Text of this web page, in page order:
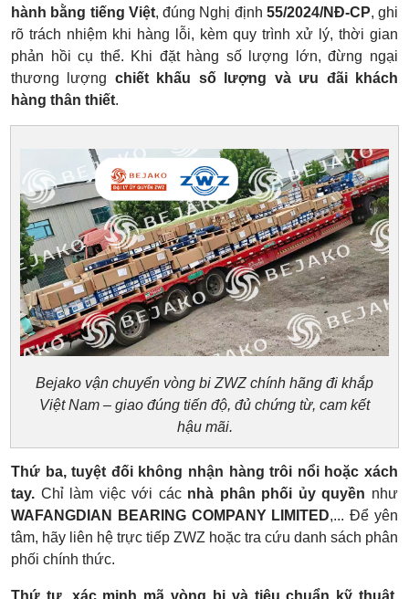
hành bằng tiếng Việt, đúng Nghị định 55/2024/NĐ-CP, ghi
rõ trách nhiệm khi hàng lỗi, kèm quy trình xử lý, thời gian
phản hồi cụ thể. Khi đặt hàng số lượng lớn, đừng ngại
thương lượng chiết khấu số lượng và ưu đãi khách
hàng thân thiết.
Bejako vận chuyển vòng bi ZWZ chính hãng đi khắp
Việt Nam – giao đúng tiến độ, đủ chứng từ, cam kết
hậu mãi.
Thứ ba, tuyệt đối không nhận hàng trôi nổi hoặc xách
tay. Chỉ làm việc với các nhà phân phối ủy quyền như
WAFANGDIAN BEARING COMPANY LIMITED,... Để yên
tâm, hãy liên hệ trực tiếp ZWZ hoặc tra cứu danh sách phân
phối chính thức.